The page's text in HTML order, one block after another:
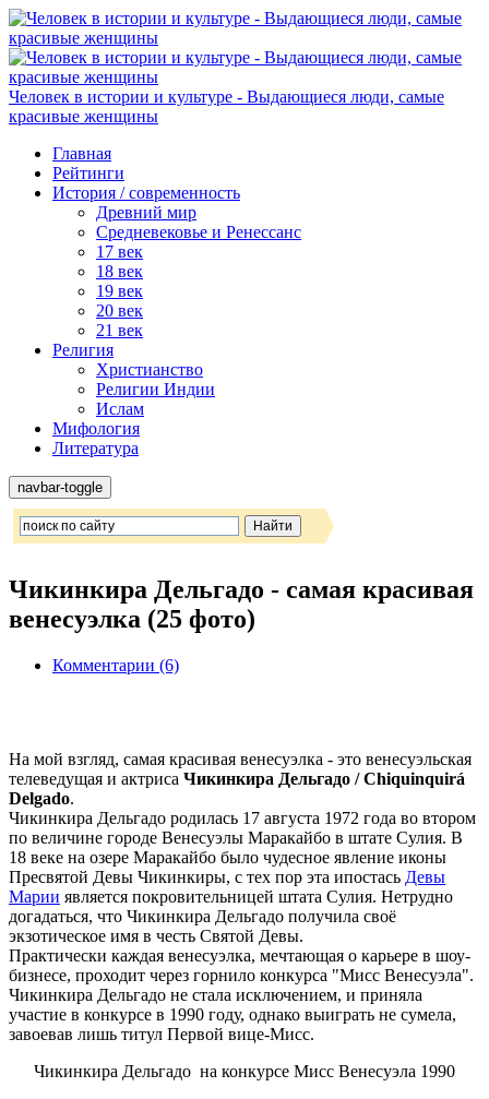
Человек в истории и культуре - Выдающиеся люди, самые
красивые женщины
Главная
Рейтинги
История / современность
Древний мир
Средневековье и Ренессанс
17 век
18 век
19 век
20 век
21 век
Религия
Христианство
Религии Индии
Ислам
Мифология
Литература
navbar-toggle
Чикинкира Дельгадо - самая красивая
венесуэлка (25 фото)
Комментарии (6)
На мой взгляд, самая красивая венесуэлка - это венесуэльская
телеведущая и актриса Чикинкира Дельгадо / Chiquinquirá
Delgado.
Чикинкира Дельгадо родилась 17 августа 1972 года во втором
по величине городе Венесуэлы Маракайбо в штате Сулия. В
18 веке на озере Маракайбо было чудесное явление иконы
Пресвятой Девы Чикинкиры, с тех пор эта ипостась Девы
Марии является покровительницей штата Сулия. Нетрудно
догадаться, что Чикинкира Дельгадо получила своё
экзотическое имя в честь Святой Девы.
Практически каждая венесуэлка, мечтающая о карьере в шоу-
бизнесе, проходит через горнило конкурса "Мисс Венесуэла".
Чикинкира Дельгадо не стала исключением, и приняла
участие в конкурсе в 1990 году, однако выиграть не сумела,
завоевав лишь титул Первой вице-Мисс.
Чикинкира Дельгадо на конкурсе Мисс Венесуэла 1990